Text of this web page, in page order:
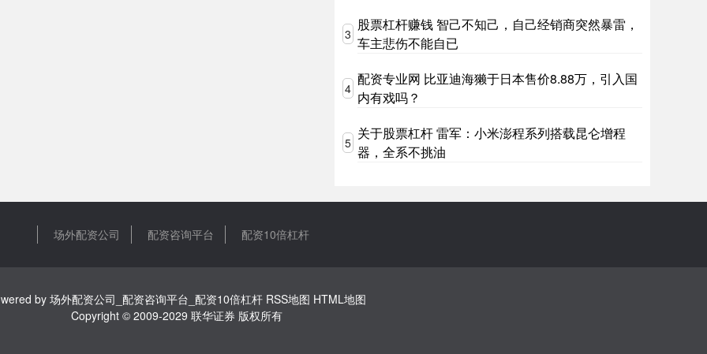
3
股票杠杆赚钱 智己不知己，自己经销商突然暴雷，
车主悲伤不能自已
4
配资专业网 比亚迪海獭于日本售价8.88万，引入国
内有戏吗？
5
关于股票杠杆 雷军：小米澎程系列搭载昆仑增程
器，全系不挑油
场外配资公司 配资咨询平台 配资10倍杠杆
by 场外配资公司_配资咨询平台_配资10倍杠杆 RSS地图 HTML地图
Copyright © 2009-2029 联华证券 版权所有